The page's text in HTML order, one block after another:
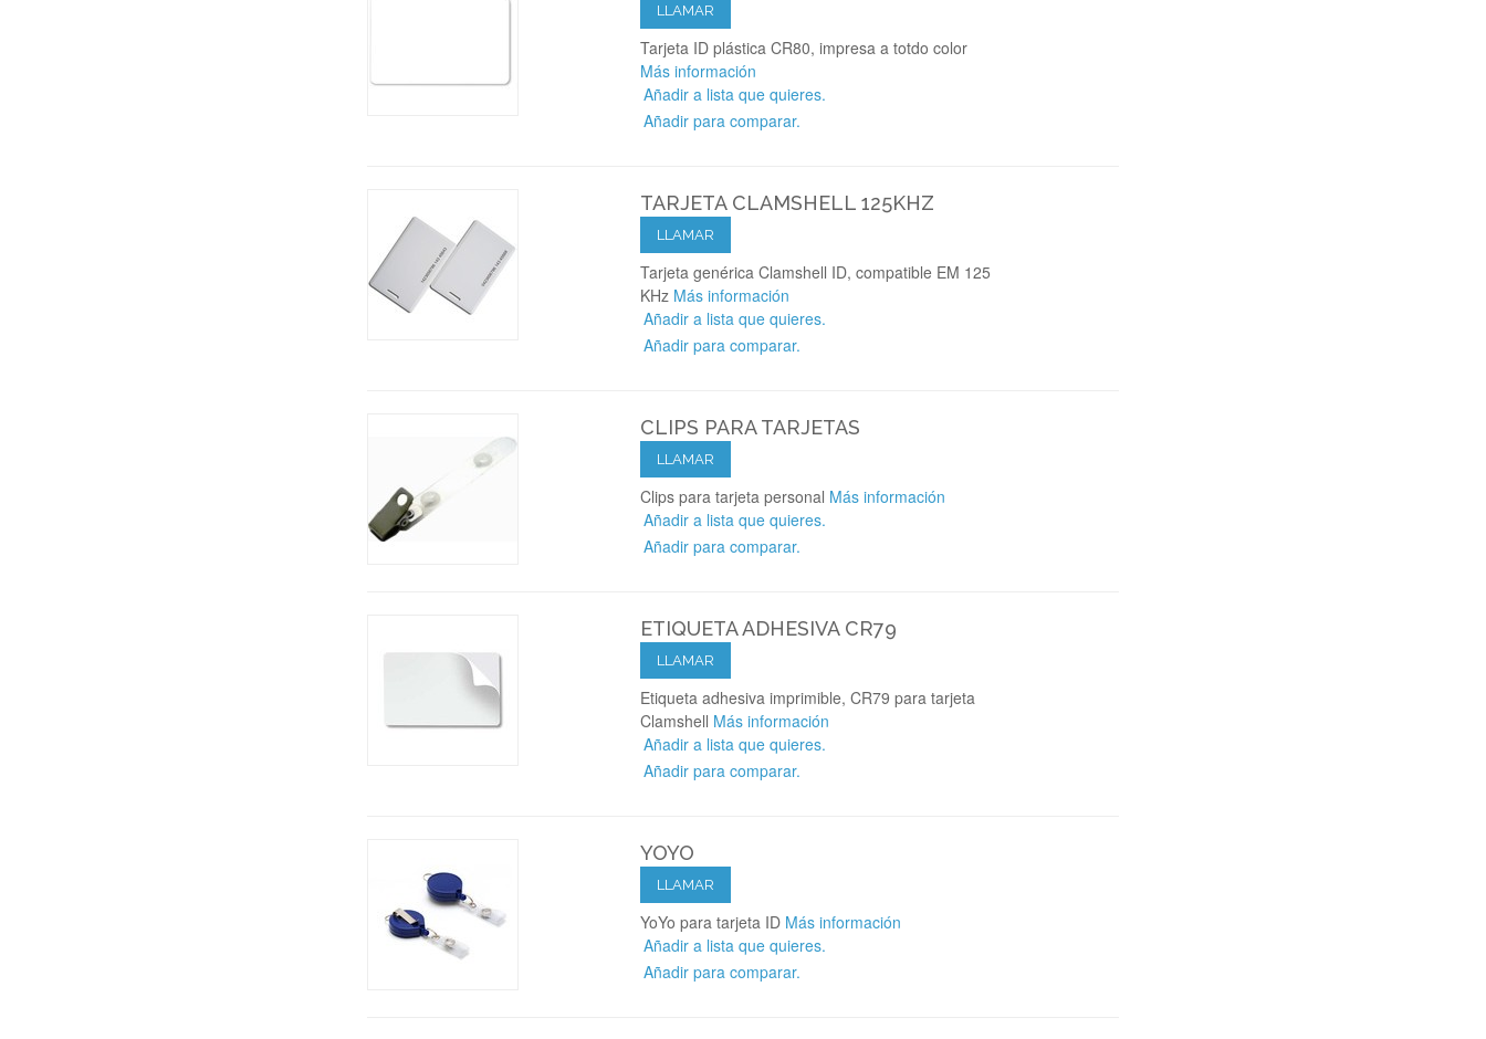
LLAMAR
Tarjeta ID plástica CR80, impresa a totdo color
Más información
Añadir a lista que quieres.
Añadir para comparar.
TARJETA CLAMSHELL 125KHZ
LLAMAR
Tarjeta genérica Clamshell ID, compatible EM 125
KHz Más información
Añadir a lista que quieres.
Añadir para comparar.
CLIPS PARA TARJETAS
LLAMAR
Clips para tarjeta personal Más información
Añadir a lista que quieres.
Añadir para comparar.
ETIQUETA ADHESIVA CR79
LLAMAR
Etiqueta adhesiva imprimible, CR79 para tarjeta
Clamshell Más información
Añadir a lista que quieres.
Añadir para comparar.
YOYO
LLAMAR
YoYo para tarjeta ID Más información
Añadir a lista que quieres.
Añadir para comparar.